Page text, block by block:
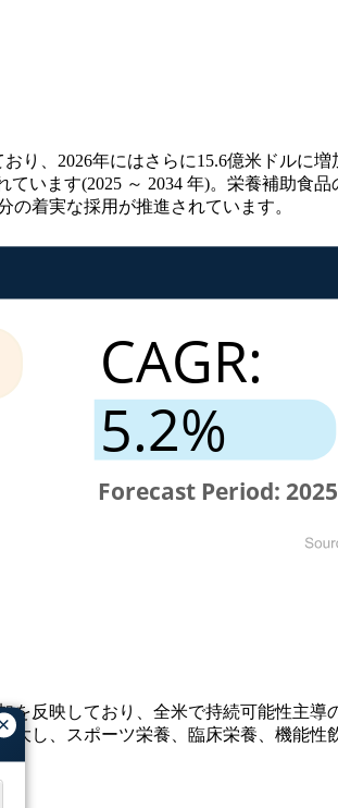
り、2026年にはさらに15.6億米ドルに増
います(2025 ～ 2034 年)。栄養補助食
着実な採用が推進されています。
を反映しており、全米で持続可能性主導
し、スポーツ栄養、臨床栄養、機能性